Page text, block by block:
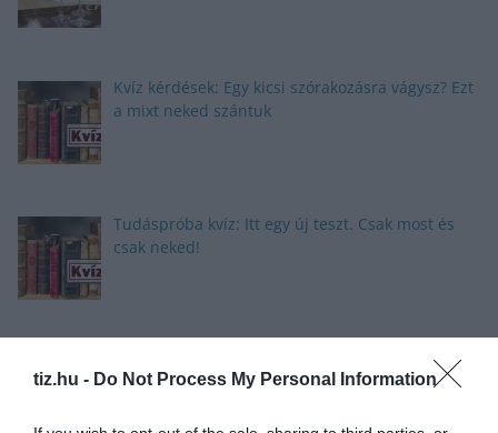
tiz.hu - Do Not Process My Personal Information
Kvíz kérdések: Egy kicsi szórakozásra vágysz? Ezt
a mixt neked szántuk
Tudáspróba kvíz: Itt egy új teszt. Csak most és
csak neked!
Nyolc gyors kvíz kérdés: Ma sem hagyunk újabb
fejtörő nélkül